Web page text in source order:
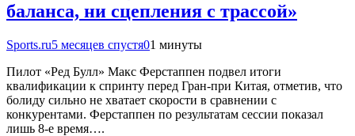
баланса, ни сцепления с трассой»
Sports.ru5 месяцев спустя01 минуты
Пилот «Ред Булл» Макс Ферстаппен подвел итоги
квалификации к спринту перед Гран-при Китая, отметив, что
болиду сильно не хватает скорости в сравнении с
конкурентами. Ферстаппен по результатам сессии показал
лишь 8-е время….